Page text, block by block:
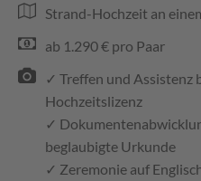
Strand-Hochzeit an
ab 1.290 € pro Paar
✓ Treffen und Assistenz
Hochzeitslizenz
✓
beglaubigte Urkunde
✓ Zeremonie auf